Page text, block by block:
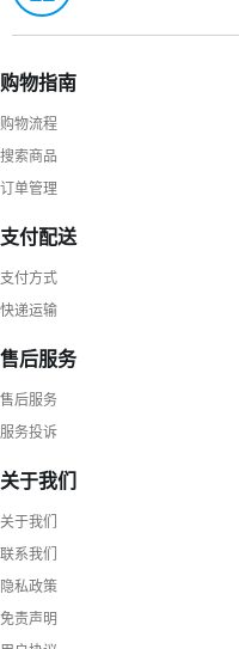
购物指南
购物流程
搜索商品
订单管理
支付配送
支付方式
快递运输
售后服务
售后服务
服务投诉
关于我们
关于我们
联系我们
隐私政策
免责声明